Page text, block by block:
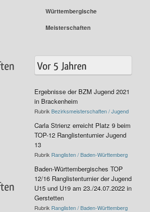
Württembergische
Meisterschaften
Ergebnisse der BZM Jugend 2021
in Brackenheim
Rubrik Bezirksmeisterschaften / Jugend
Carla Strienz erreicht Platz 9 beim
TOP-12 Ranglistenturnier Jugend
13
Rubrik Ranglisten / Baden-Württemberg
Baden-Württembergisches TOP
12/16 Ranglistenturnier der Jugend
U15 und U19 am 23./24.07.2022 in
Gerstetten
Rubrik Ranglisten / Baden-Württemberg